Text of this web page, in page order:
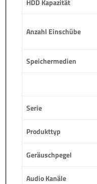
HDD Kapazität
Anzahl Einschübe
Speichermedien
Serie
Produkttyp
Geräuschpegel
Audio Kanäle